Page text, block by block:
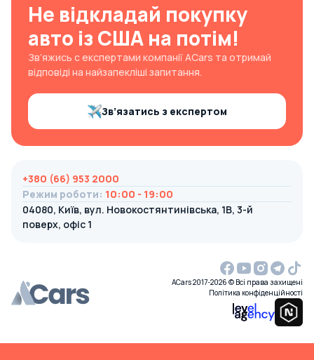
Не відкладай покупку
авто із США на потім!
Зв’яжись с експертами компанії ACars та отримай
відповіді на найзапекліші запитання.
Зв’язатись з експертом
+380 (66) 953 2000
Режим роботи: 10:00 - 19:00
04080, Київ, вул. Новокостянтинівська, 1В, 3-й
поверх, офіс 1
ACars 2017-2026 © Всі права захищені
Політика конфіденційності